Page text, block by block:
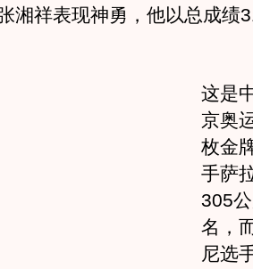
湘祥表现神勇，他以总成绩
这是
京奥
枚金
手萨
305
名，
尼选